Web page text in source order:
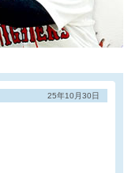
25年10月30日